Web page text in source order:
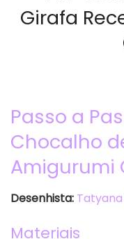
Passo a
Chocalho
Amigurumi
Desenhista:
Materiais